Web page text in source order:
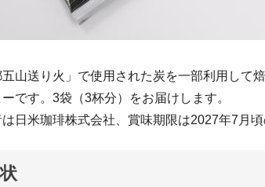
山送り火」で使用された炭を一部利用して
です。3袋（3杯分）をお届けします。
日米珈琲株式会社、賞味期限は2027年7月頃